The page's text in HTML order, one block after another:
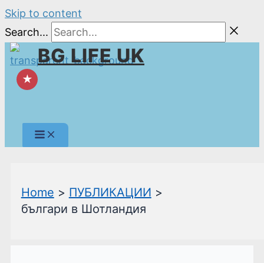
Skip to content
Search...
BG LIFE UK
★
Home
ПУБЛИКАЦИИ
българи в Шотландия